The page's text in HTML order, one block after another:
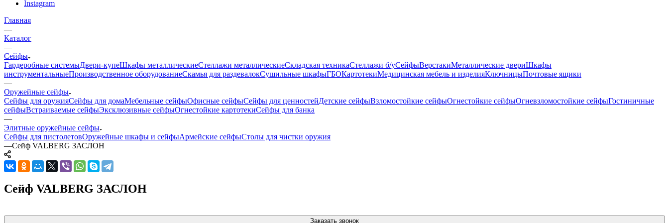
Instagram
Главная
—
Каталог
—
Сейфы
Гардеробные системыДвери-купеШкафы металлическиеСтеллажи металлическиеСкладская техникаСтеллажи б/уСейфыВерстакиМеталлические двериШкафы
инструментальныеПроизводственное оборудованиеСкамья для раздевалокСушильные шкафыГБОКартотекиМедицинская мебель и изделияКлючницыПочтовые ящики
—
Оружейные сейфы
Сейфы для оружияСейфы для домаМебельные сейфыОфисные сейфыСейфы для ценностейДетские сейфыВзломостойкие сейфыОгнестойкие сейфыОгневзломостойкие сейфыГостиничные
сейфыВстраиваемые сейфыЭксклюзивные сейфыОгнестойкие картотекиСейфы для банка
—
Элитные оружейные сейфы
Сейфы для пистолетовОружейные шкафы и сейфыАрмейские сейфыСтолы для чистки оружия
—Сейф VALBERG ЗАСЛОН
Сейф VALBERG ЗАСЛОН
Заказать звонок